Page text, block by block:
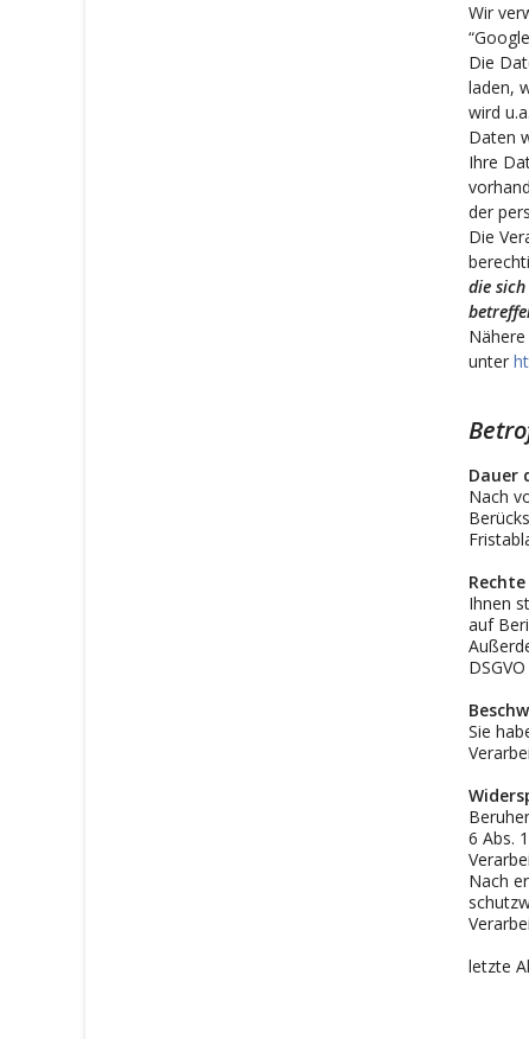
Wir
Die
laden,
wird
Daten
Ihre
der
Die
die
unter
Dauer
Nach
Ihnen
auf
Sie
6 Abs.
Nach
letzte